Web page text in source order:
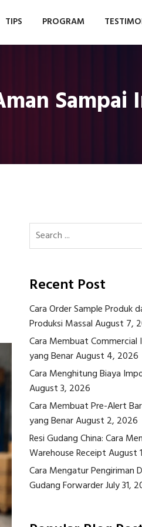
TIPS PROGRAM
Sampai
Recent Post
Cara Order Sample Produk
Produksi MassalAugust 7,
Cara Membuat Commercial
yang BenarAugust 4, 2026
Cara Menghitung Biaya
August 3, 2026
Cara Membuat Pre-Alert
yang BenarAugust 2, 2026
Resi Gudang China: Cara
Warehouse ReceiptAugust
Cara Mengatur Pengiriman
Gudang ForwarderJuly 31,